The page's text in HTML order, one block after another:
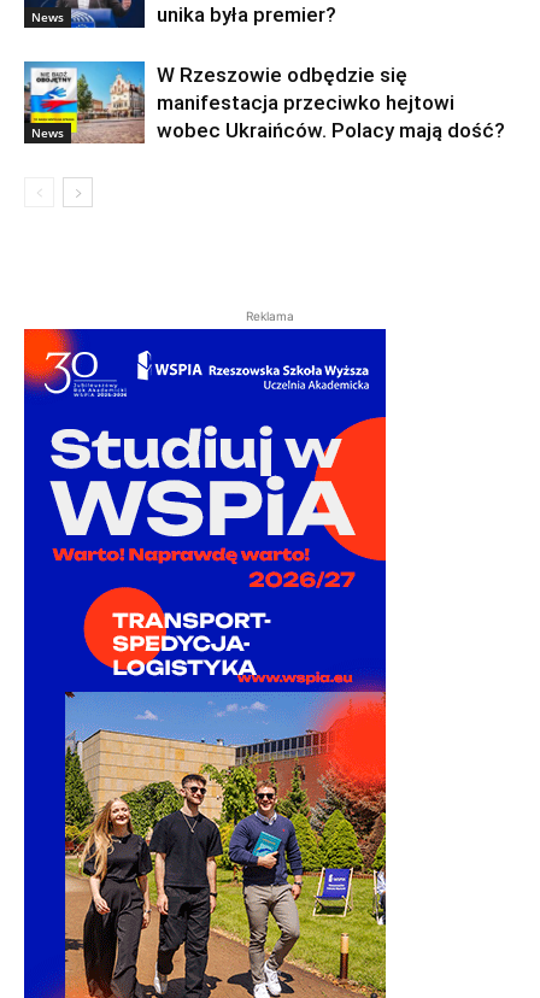
News
unika była premier?
News
W Rzeszowie odbędzie się
manifestacja przeciwko hejtowi
wobec Ukraińców. Polacy mają dość?
Reklama